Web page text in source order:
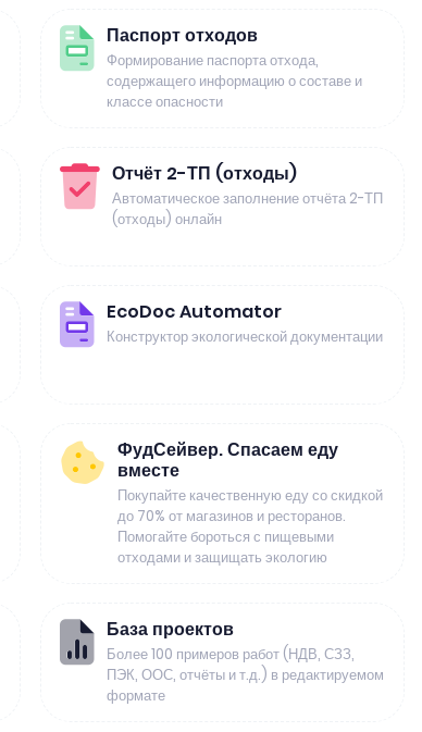
Паспорт отходов
Формирование паспорта отхода,
содержащего информацию о составе и
классе опасности
Отчёт 2-ТП (отходы)
Автоматическое заполнение отчёта 2-ТП
(отходы) онлайн
EcoDoc Automator
Конструктор экологической документации
ФудСейвер. Спасаем еду
вместе
Покупайте качественную еду со скидкой
до 70% от магазинов и ресторанов.
Помогайте бороться с пищевыми
отходами и защищать экологию
База проектов
Более 100 примеров работ (НДВ, СЗЗ,
ПЭК, ООС, отчёты и т.д.) в редактируемом
формате